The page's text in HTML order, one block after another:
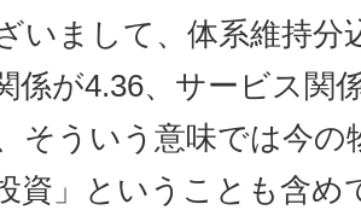
いまして、体系維持分
係が4.36、サービス関
そういう意味では今の
資」ということも含